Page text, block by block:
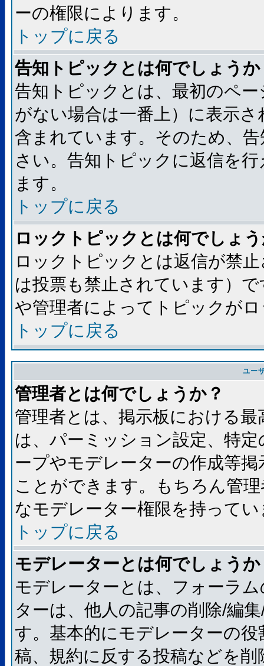
ーの権限によります。
トップに戻る
告知トピックとは何でしょうか
告知トピックとは、最初のペ
がない場合は一番上）に表示
含まれています。そのため、
さい。告知トピックに返信を
ます。
トップに戻る
ロックトピックとは何でしょ
ロックトピックとは返信が禁
は投票も禁止されています）
や管理者によってトピックが
トップに戻る
ユー
管理者とは何でしょうか？
管理者とは、掲示板における
は、パーミッション設定、特
ープやモデレーターの作成等
ことができます。もちろん管
なモデレーター権限を持ってい
トップに戻る
モデレーターとは何でしょうか
モデレーターとは、フォーラ
ターは、他人の記事の削除/編
す。基本的にモデレーターの
稿、規約に反する投稿などを